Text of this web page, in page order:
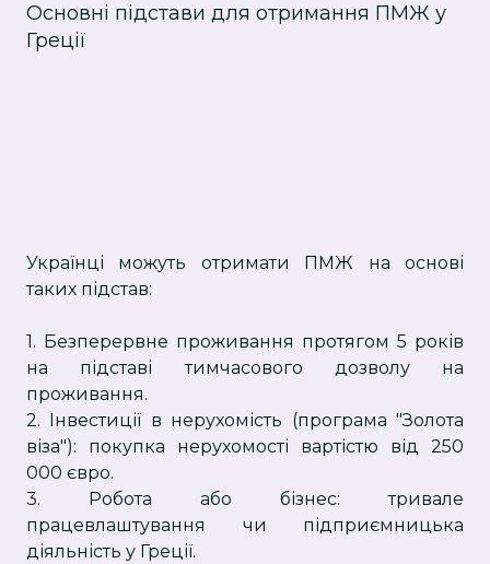
Основні підстави для отримання ПМЖ у
Греції
Українці можуть отримати ПМЖ на основі
таких підстав:
1. Безперервне проживання протягом 5 років
на підставі тимчасового дозволу на
проживання.
2. Інвестиції в нерухомість (програма "Золота
віза"): покупка нерухомості вартістю від 250
000 євро.
3. Робота або бізнес: тривале
працевлаштування чи підприємницька
діяльність у Греції.